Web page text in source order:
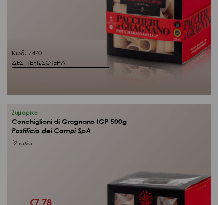
Κωδ. 7470
ΔΕΣ ΠΕΡΙΣΣΟΤΕΡΑ
Ζυμαρικά
Conchiglioni di Gragnano IGP 500g
Pastificio dei Campi SpA
Ιταλία
€7,78